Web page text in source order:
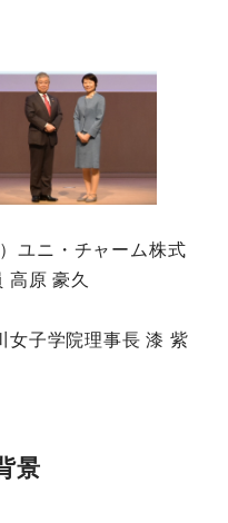
）ユニ・チャーム株式
高原 豪久
理事長 漆 紫
景